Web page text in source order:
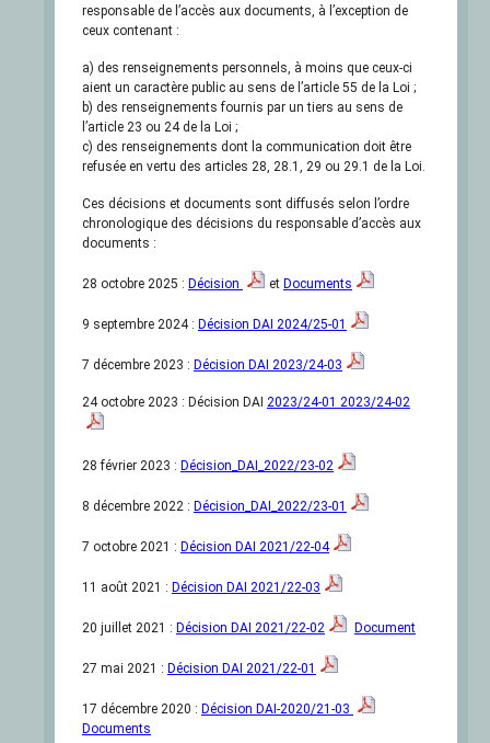
responsable de l’accès aux documents, à l’exception de
ceux contenant :
a) des renseignements personnels, à moins que ceux-ci
aient un caractère public au sens de l’article 55 de la Loi ;
b) des renseignements fournis par un tiers au sens de
l’article 23 ou 24 de la Loi ;
c) des renseignements dont la communication doit être
refusée en vertu des articles 28, 28.1, 29 ou 29.1 de la Loi.
Ces décisions et documents sont diffusés selon l’ordre
chronologique des décisions du responsable d’accès aux
documents :
28 octobre 2025 : Décision et Documents
9 septembre 2024 : Décision DAI 2024/25-01
7 décembre 2023 : Décision DAI 2023/24-03
24 octobre 2023 : Décision DAI 2023/24-01 2023/24-02
28 février 2023 : Décision_DAI_2022/23-02
8 décembre 2022 : Décision_DAI_2022/23-01
7 octobre 2021 : Décision DAI 2021/22-04
11 août 2021 : Décision DAI 2021/22-03
20 juillet 2021 : Décision DAI 2021/22-02 Document
27 mai 2021 : Décision DAI 2021/22-01
17 décembre 2020 : Décision DAI-2020/21-03
Documents